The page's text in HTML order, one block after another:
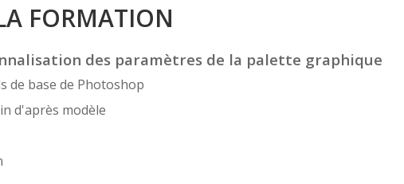
FORMATION
des paramètres de la palette graphique
de base de Photoshop
d'après modèle